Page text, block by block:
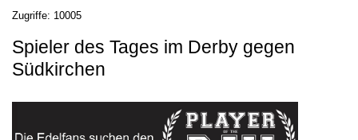
Zugriffe: 10005
Spieler des Tages im Derby gegen
Südkirchen